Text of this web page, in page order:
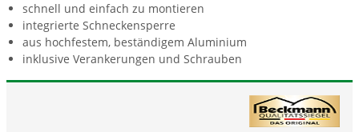
schnell und einfach zu montieren
integrierte Schneckensperre
aus hochfestem, beständigem Aluminium
inklusive Verankerungen und Schrauben